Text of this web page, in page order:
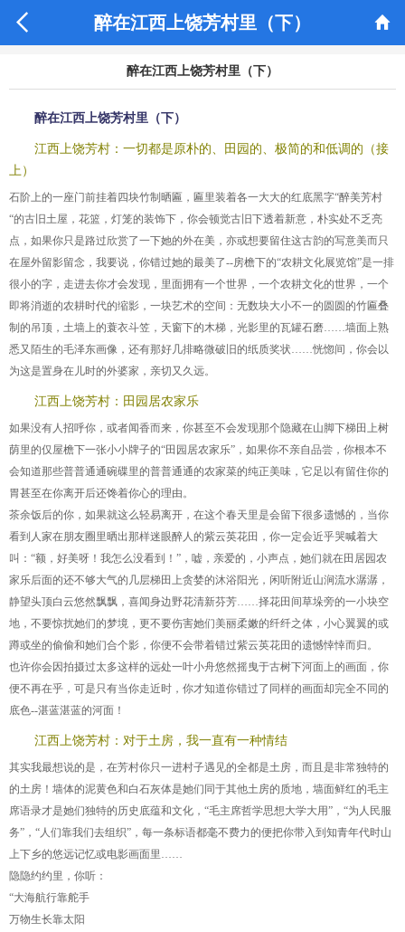
 醉在江西上饶芳村里（下） 
醉在江西上饶芳村里（下）
醉在江西上饶芳村里（下）
江西上饶芳村：一切都是原朴的、田园的、极简的和低调的（接
上）
石阶上的一座门前挂着四块竹制晒匾，匾里装着各一大大的红底黑字“醉美芳村
“的古旧土屋，花篮，灯笼的装饰下，你会顿觉古旧下透着新意，朴实处不乏亮
点，如果你只是路过欣赏了一下她的外在美，亦或想要留住这古韵的写意美而只
在屋外留影留念，我要说，你错过她的最美了--房檐下的“农耕文化展览馆”是一排
很小的字，走进去你才会发现，里面拥有一个世界，一个农耕文化的世界，一个
即将消逝的农耕时代的缩影，一块艺术的空间：无数块大小不一的圆圆的竹匾叠
制的吊顶，土墙上的蓑衣斗笠，天窗下的木梯，光影里的瓦罐石磨……墙面上熟
悉又陌生的毛泽东画像，还有那好几排略微破旧的纸质奖状……恍惚间，你会以
为这是置身在儿时的外婆家，亲切又久远。
江西上饶芳村：田园居农家乐
如果没有人招呼你，或者闻香而来，你甚至不会发现那个隐藏在山脚下梯田上树
荫里的仅屋檐下一张小小牌子的“田园居农家乐”，如果你不亲自品尝，你根本不
会知道那些普普通通碗碟里的普普通通的农家菜的纯正美味，它足以有留住你的
胃甚至在你离开后还馋着你心的理由。
茶余饭后的你，如果就这么轻易离开，在这个春天里是会留下很多遗憾的，当你
看到人家在朋友圈里晒出那样迷眼醉人的紫云英花田，你一定会近乎哭喊着大
叫：“额，好美呀！我怎么没看到！”，嘘，亲爱的，小声点，她们就在田居园农
家乐后面的还不够大气的几层梯田上贪婪的沐浴阳光，闲听附近山涧流水潺潺，
静望头顶白云悠然飘飘，喜闻身边野花清新芬芳……择花田间草垛旁的一小块空
地，不要惊扰她们的梦境，更不要伤害她们美丽柔嫩的纤纤之体，小心翼翼的或
蹲或坐的偷偷和她们合个影，你便不会带着错过紫云英花田的遗憾悻悻而归。
也许你会因拍摄过太多这样的远处一叶小舟悠然摇曳于古树下河面上的画面，你
便不再在乎，可是只有当你走近时，你才知道你错过了同样的画面却完全不同的
底色--湛蓝湛蓝的河面！
江西上饶芳村：对于土房，我一直有一种情结
其实我最想说的是，在芳村你只一进村子遇见的全都是土房，而且是非常独特的
的土房！墙体的泥黄色和白石灰体是她们同于其他土房的质地，墙面鲜红的毛主
席语录才是她们独特的历史底蕴和文化，“毛主席哲学思想大学大用”，“为人民服
务”，“人们靠我们去组织”，每一条标语都毫不费力的便把你带入到知青年代时山
上下乡的悠远记忆或电影画面里……
隐隐约约里，你听：
“大海航行靠舵手
万物生长靠太阳